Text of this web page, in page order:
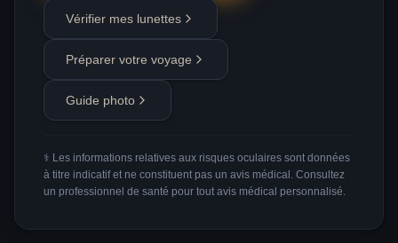
Vérifier mes lunettes
Préparer votre voyage
Guide photo
⚕️ Les informations relatives aux risques oculaires sont données
à titre indicatif et ne constituent pas un avis médical. Consultez
un professionnel de santé pour tout avis médical personnalisé.